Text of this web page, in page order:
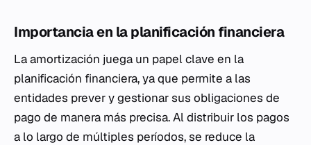
Importancia en la planificación financiera
La amortización juega un papel clave en la
planificación financiera, ya que permite a las
entidades prever y gestionar sus obligaciones de
pago de manera más precisa. Al distribuir los pagos
a lo largo de múltiples períodos, se reduce la